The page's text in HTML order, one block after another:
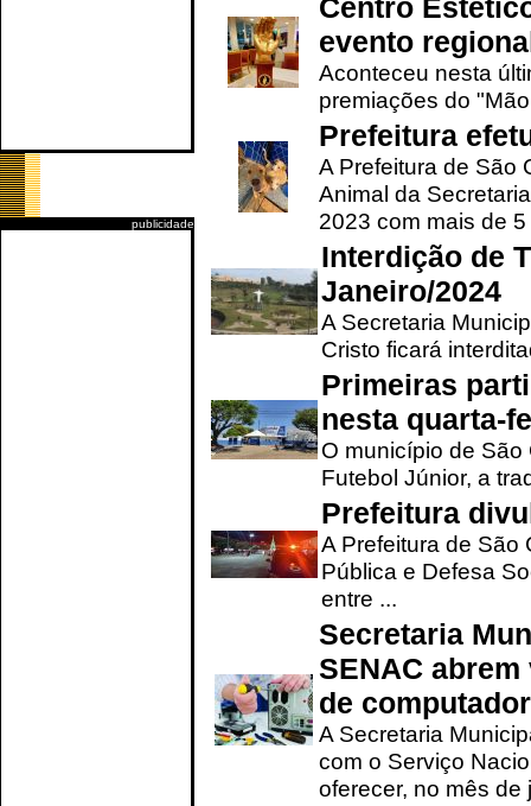
publicidade
Centro
evento
Aconteceu nesta
premiações do
Prefeitura
A Prefeitura de São
Animal da
2023 com mais de 5
Interdição de
Janeiro/2024
A Secretaria
Cristo ficará
Primeiras
nesta quarta-
O município de
Futebol Júnior, a
Prefeitura
A Prefeitura de São
Pública e Defesa
entre ...
Secretaria
SENAC
de
A Secretaria
com o Serviço
oferecer, no mês de